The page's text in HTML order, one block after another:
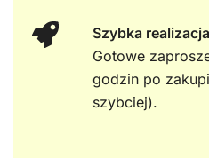
Szybka realizacja
Gotowe
godzin po
szybciej).